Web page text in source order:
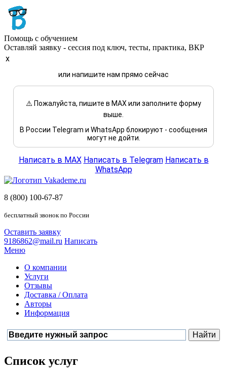
Помощь с обучением
Оставляй заявку - сессия под ключ, тесты, практика, ВКР
x
или напишите нам прямо сейчас
⚠️ Пожалуйста, пишите в MAX или заполните форму
выше.
В России Telegram и WhatsApp блокируют - сообщения
могут не дойти.
Написать в MAX Написать в Telegram Написать в
WhatsApp
8 (800) 100-67-87
бесплатный звонок по России
Оставить заявку
9186862@mail.ru Написать
Меню
О компании
Услуги
Отзывы
Доставка / Оплата
Авторы
Информация
Список услуг